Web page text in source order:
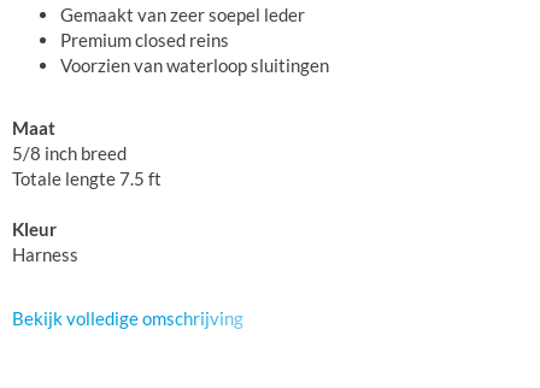
Gemaakt van zeer soepel leder
Premium closed reins
Voorzien van waterloop sluitingen
Maat
5/8 inch breed
Totale lengte 7.5 ft
Kleur
Harness
Bekijk volledige omschrijving